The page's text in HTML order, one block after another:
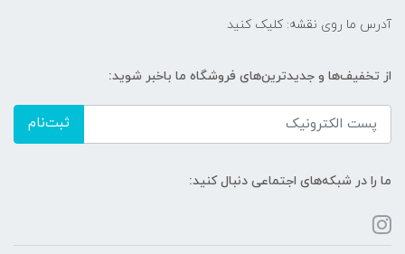
آدرس ما روی نقشه: کلیک کنید
از تخفیف‌ها و جدیدترین‌های فروشگاه ما باخبر شوید:
ثبت‌نام
ما را در شبکه‌های اجتماعی دنبال کنید: